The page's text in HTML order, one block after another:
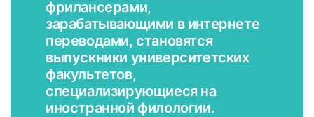
фрилансерами,
зарабатывающими в интернете
переводами, становятся
выпускники университетских
факультетов,
специализирующиеся на
иностранной филологии.